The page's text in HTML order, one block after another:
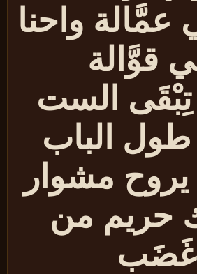
واحنا
قوَّالة
تِبْقَى الست
الباب
مشوار
حريم من